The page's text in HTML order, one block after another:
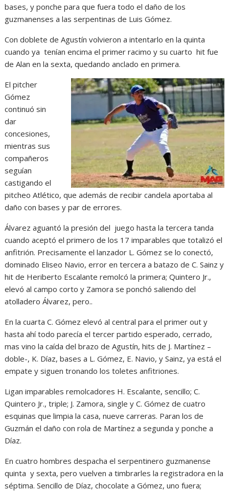
bases, y ponche para que fuera todo el daño de los
guzmanenses a las serpentinas de Luis Gómez.
Con doblete de Agustín volvieron a intentarlo en la quinta
cuando ya tenían encima el primer racimo y su cuarto hit fue
de Alan en la sexta, quedando anclado en primera.
El pitcher
Gómez
continuó sin
dar
concesiones,
mientras sus
compañeros
seguían
castigando el
pitcheo Atlético, que además de recibir candela aportaba al
daño con bases y par de errores.
Álvarez aguantó la presión del juego hasta la tercera tanda
cuando aceptó el primero de los 17 imparables que totalizó el
anfitrión. Precisamente el lanzador L. Gómez se lo conectó,
dominado Eliseo Navio, error en tercera a batazo de C. Sainz y
hit de Heriberto Escalante remolcó la primera; Quintero Jr.,
elevó al campo corto y Zamora se ponchó saliendo del
atolladero Álvarez, pero..
En la cuarta C. Gómez elevó al central para el primer out y
hasta ahí todo parecía el tercer partido esperado, cerrado,
mas vino la caída del brazo de Agustín, hits de J. Martínez –
doble-, K. Díaz, bases a L. Gómez, E. Navio, y Sainz, ya está el
empate y siguen tronando los toletes anfitriones.
Ligan imparables remolcadores H. Escalante, sencillo; C.
Quintero Jr., triple; J. Zamora, single y C. Gómez de cuatro
esquinas que limpia la casa, nueve carreras. Paran los de
Guzmán el daño con rola de Martínez a segunda y ponche a
Díaz.
En cuatro hombres despacha el serpentinero guzmanense
quinta y sexta, pero vuelven a timbrarles la registradora en la
séptima. Sencillo de Díaz, chocolate a Gómez, uno fuera;